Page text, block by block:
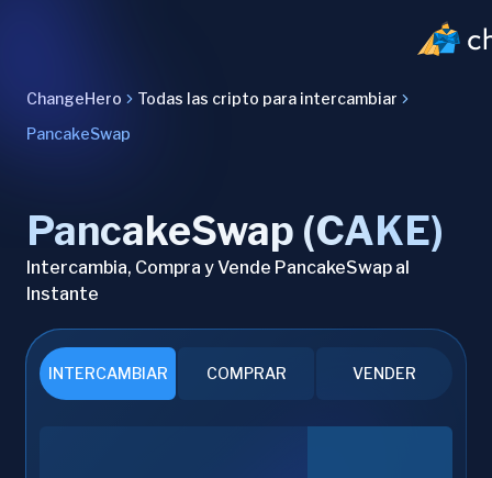
ChangeHero
Todas las cripto para intercambiar
PancakeSwap
PancakeSwap (CAKE)
Intercambia, Compra y Vende PancakeSwap al
Instante
INTERCAMBIAR COMPRAR VENDER